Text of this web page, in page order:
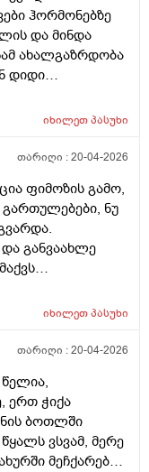
მეუბნევა
და
და ან
ჰემოგლობინი
ან სხვა რა
რა
ვარ და
არ ვვარჯიშობ იმ
და რა ვქნა ვერ
და
ჰორმონებზე
და მინდა
ახალგაზრდობა
დიდი
პლასტიკური
ან
იხილეთპასუხი
თარიღი :20-04-2026
ფიმოზის გამო,
ნუ
განვაახლე
ვიზუალურადაც
უნდა
გარდა
იხილეთპასუხი
თარიღი :20-04-2026
ერთ ჭიქა
ბოთლში
ვსვამ, მერე
მეჩქარება),